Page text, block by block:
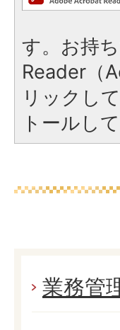
す。お持
Reader（
リックし
トールし
業務管